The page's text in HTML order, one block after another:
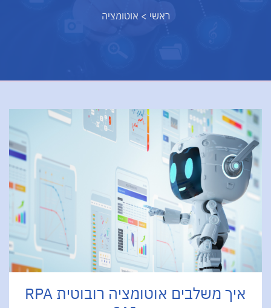
ראשי > אוטומציה
איך משלבים אוטומציה רובוטית RPA